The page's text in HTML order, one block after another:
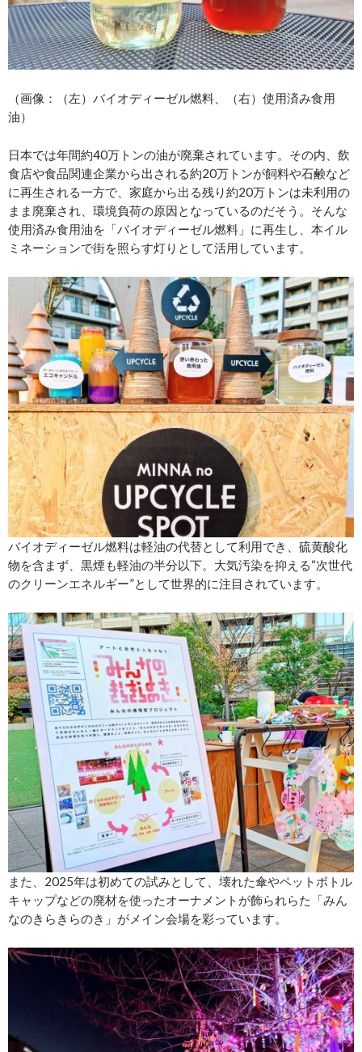
（画像：（左）バイオディーゼル燃料、（右）使用済み食用
油）
日本では年間約40万トンの油が廃棄されています。その内、飲
食店や食品関連企業から出される約20万トンが飼料や石鹸など
に再生される一方で、家庭から出る残り約20万トンは未利用の
まま廃棄され、環境負荷の原因となっているのだそう。そんな
使用済み食用油を「バイオディーゼル燃料」に再生し、本イル
ミネーションで街を照らす灯りとして活用しています。
バイオディーゼル燃料は軽油の代替として利用でき、硫黄酸化
物を含まず、黒煙も軽油の半分以下。大気汚染を抑える“次世代
のクリーンエネルギー”として世界的に注目されています。
また、2025年は初めての試みとして、壊れた傘やペットボトル
キャップなどの廃材を使ったオーナメントが飾られらた「みん
なのきらきらのき」がメイン会場を彩っています。